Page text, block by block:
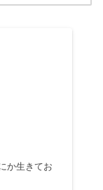
か生きてお